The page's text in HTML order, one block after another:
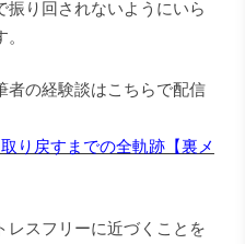
り回されないようにいら
者の経験談はこちらで配信
り戻すまでの全軌跡【裏メ
レスフリーに近づくことを